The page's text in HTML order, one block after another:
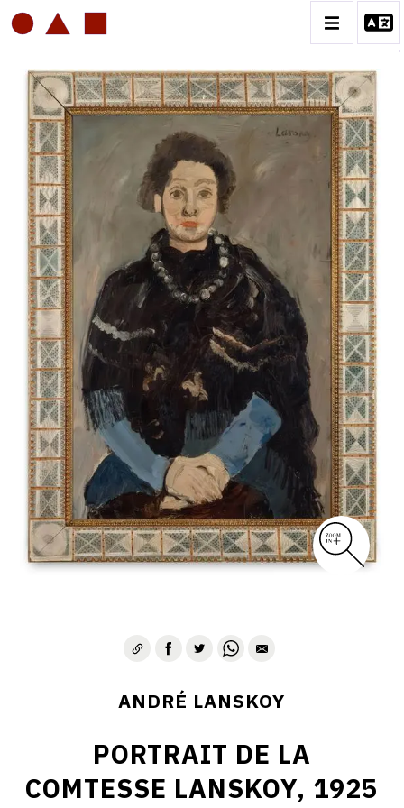
ANDRÉ LANSKOY
BIOGRAPHIE
CATALOGUE DES OEUVRES
VOL. 1 : OEUVRES FIGURATIVES
VOL.2 : OEUVRES DE TRANSITION
VOL.3 : OEUVRES ABSTRAITES
CONTACT
ANDRÉ LANSKOY
PORTRAIT DE LA
COMTESSE LANSKOY, 1925